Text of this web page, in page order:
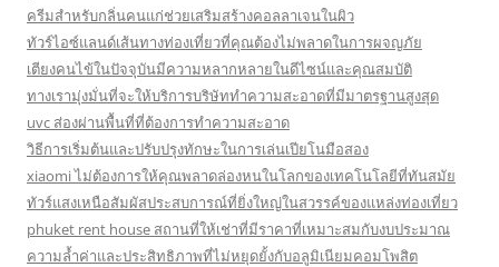
ครีมสำหรับกลิ่นคนแก่ช่วยเสริมสร้างคอลลาเจนในผิว
ทัวร์ไอซ์แลนด์เส้นทางท่องเที่ยวที่คุณต้องไม่พลาดในการผจญภัย
เตียงคนไข้ในปัจจุบันมีความหลากหลายในดีไซน์และคุณสมบัติ
ทางเรามุ่งมั่นที่จะให้บริการบริษัททำความสะอาดที่มีมาตรฐานสูงสุด
uvc ส่องผ่านพื้นที่ที่ต้องการทำความสะอาด
วิธีการเริ่มต้นและปรับปรุงทักษะในการเล่นเปียโนมือสอง
xiaomi ไม่ต้องการให้คุณพลาดล่องหนในโลกของเทคโนโลยีที่ทันสมัย
ทัวร์แสงเหนือสัมผัสประสบการณ์ที่ยิ่งใหญ่ในสวรรค์ของแหล่งท่องเที่ยว
phuket rent house สถานที่ให้เช่าที่มีราคาที่เหมาะสมกับงบประมาณ
ความล้ำค่าและประสิทธิภาพที่ไม่หยุดยั้งกับอลูมิเนียมคอมโพสิต